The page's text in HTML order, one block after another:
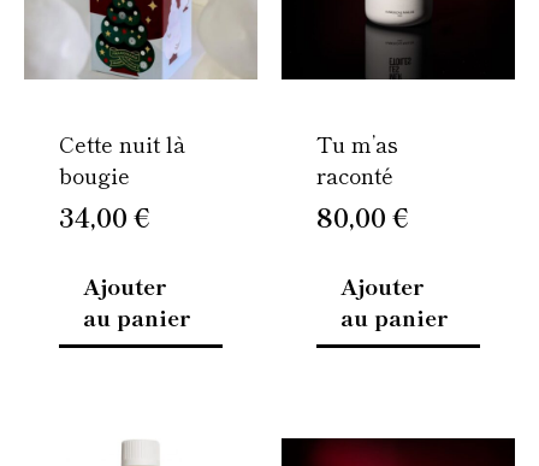
Cette nuit là
bougie
34,00€
Ajouter
au panier
Tu m’as
raconté
80,00€
Ajouter
au panier